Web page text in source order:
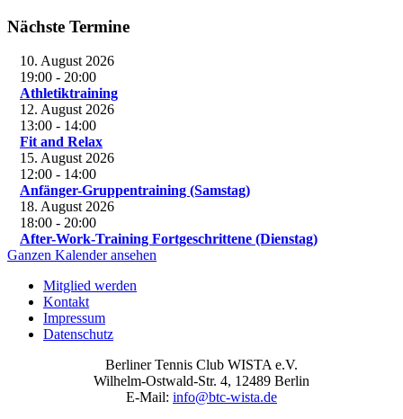
Nächste Termine
10. August 2026
19:00 - 20:00
Athletiktraining
12. August 2026
13:00 - 14:00
Fit and Relax
15. August 2026
12:00 - 14:00
Anfänger-Gruppentraining (Samstag)
18. August 2026
18:00 - 20:00
After-Work-Training Fortgeschrittene (Dienstag)
Ganzen Kalender ansehen
Mitglied werden
Kontakt
Impressum
Datenschutz
Berliner Tennis Club WISTA e.V.
Wilhelm-Ostwald-Str. 4, 12489 Berlin
E-Mail: info@btc-wista.de